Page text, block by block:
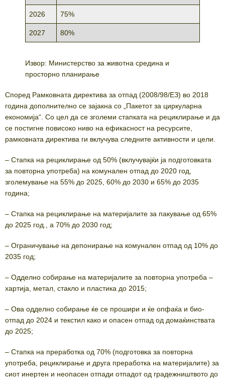
2026 75%
2027 80%
Извор: Министерство за животна средина и
просторно планирање
Според Рамковната директива за отпад (2008/98/EЗ) во 2018
година дополнително се зајакна со „Пакетот за циркуларна
економија“. Со цел да се зголеми стапката на рециклирање и да
се постигне повисоко ниво на ефикасност на ресурсите,
рамковната директива ги вклучува следните активности и цели.
– Стапка на рециклирање од 50% (вклучувајќи ја подготовката
за повторна употреба) на комунален отпад до 2020 год,
зголемување на 55% до 2025, 60% до 2030 и 65% до 2035
година;
– Стапка на рециклирање на материјалите за пакување од 65%
до 2025 год., а 70% до 2030 год;
– Ограничување на депонирање на комунален отпад од 10% до
2035 год;
– Одделно собирање на материјалите за повторна употреба –
хартија, метал, стакло и пластика до 2015;
– Ова одделно собирање ќе се прошири и ќе опфаќа и био-
отпад до 2024 и текстил како и опасен отпад од домаќинствата
до 2025;
– Стапка на преработка од 70% (подготовка за повторна
употреба, рециклирање и друга преработка на материјалите) за
сиот инертен и неопасен отпади отпадот од градежништвото до